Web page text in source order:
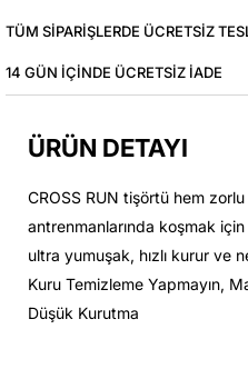
TÜM SIPARIŞLERDE ÜCRETSIZ
14 GÜN IÇINDE ÜCRETSIZ IADE
ÜRÜN DETAYI
CROSS RUN tişörtü hem
antrenmanlarında koşmak
ultra yumuşak, hızlı kurur ve
Kuru Temizleme Yapmayın,
Düşük Kurutma